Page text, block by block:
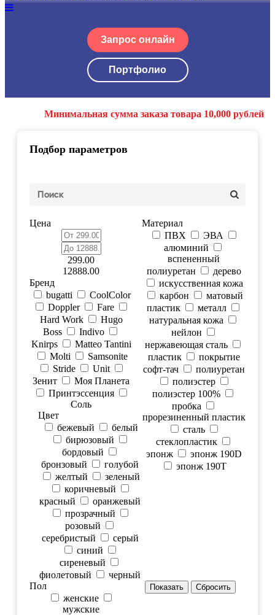
Запрос онлайн
Портфолио
Минимальная сумма заказа товара 10,000 рублей
Подбор параметров
Цена
299.00
12888.00
Материал
ПВХ
ЭВА
алюминий
вспененный
полиуретан
дерево
искусственная кожа
карбон
матовый
пластик
металл
натуральная кожа
нейлон
нержавеющая сталь
пластик
покрытие
софт-тач
полиуретан
полиэстер
полиэстер 100%
пробка
прорезиненный пластик
сталь
стеклопластик
эпонж
эпонж 190D
эпонж 190T
Бренд
bugatti
CoolColor
Doppler
Fare
Hard Work
Hugo
Boss
Indivo
Knirps
Matteo Tantini
Molti
Samsonite
Stride
Unit
Зенит
Моя Планета
Принтэссенция
Соль
Цвет
бежевый
белый
бирюзовый
бордовый
бронзовый
голубой
желтый
зеленый
коричневый
красный
оранжевый
прозрачный
розовый
серебристый
серый
синий
сиреневый
фиолетовый
черный
Пол
женские
мужские